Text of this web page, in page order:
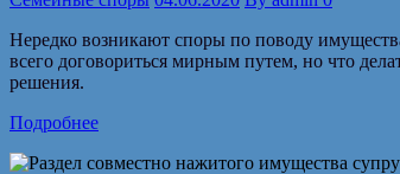
Нередко возникают споры по поводу
всего договориться мирным путем, но что
решения.
Подробнее